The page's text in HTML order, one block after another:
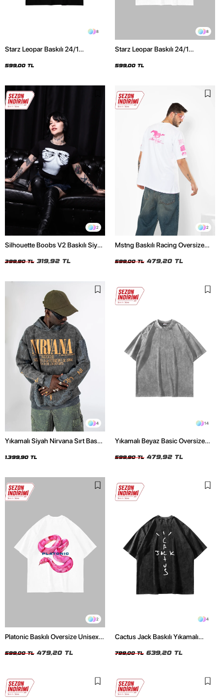
8
Starz Leopar Baskılı 24/1
599,00 TL
8
Starz Leopar Baskılı 24/1
599,00 TL
2
Silhouette Boobs V2 Baskılı Siyah
399,90 TL 319,92 TL
2
Mstng Baskılı Racing Oversize
599,00 TL 479,20 TL
4
Yıkamalı Siyah Nirvana Sırt Baskılı
1.399,90 TL
14
Yıkamalı Beyaz Basic Oversize
599,90 TL 479,92 TL
2
Platonic Baskılı Oversize Unisex
599,00 TL 479,20 TL
4
Cactus Jack Baskılı Yıkamalı
799,00 TL 639,20 TL